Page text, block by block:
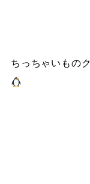
ちっちゃいもの